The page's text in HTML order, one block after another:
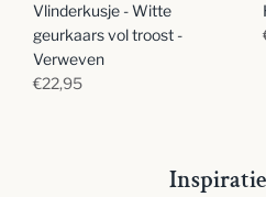
Vlinderkusje - Witte
geurkaars vol troost -
Verweven
€22,95